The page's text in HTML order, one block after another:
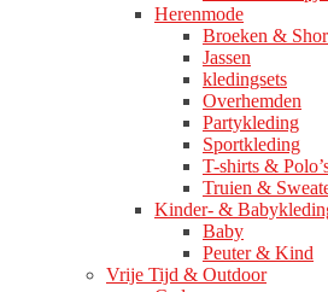
Herenmode
Broeken &
Jassen
kledingsets
Overhemden
Partykleding
Sportkleding
T-shirts &
Truien &
Kinder- &
Baby
Peuter & Kind
Vrije Tijd & Outdoor